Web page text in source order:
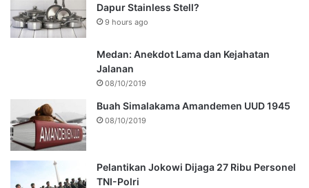
Dapur Stainless Stell?
9 hours ago
Medan: Anekdot Lama dan Kejahatan
Jalanan
08/10/2019
Buah Simalakama Amandemen UUD 1945
08/10/2019
Pelantikan Jokowi Dijaga 27 Ribu Personel
TNI-Polri